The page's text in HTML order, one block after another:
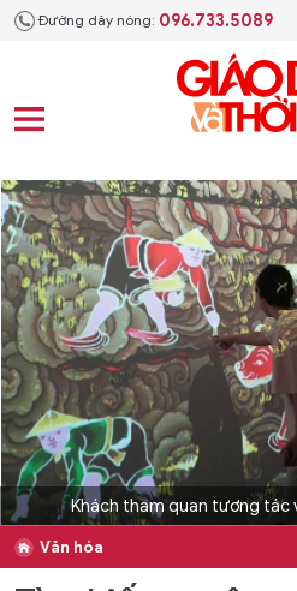
Đường dây nóng: 096.733.5089
Khách tham quan tương tác
Văn hóa